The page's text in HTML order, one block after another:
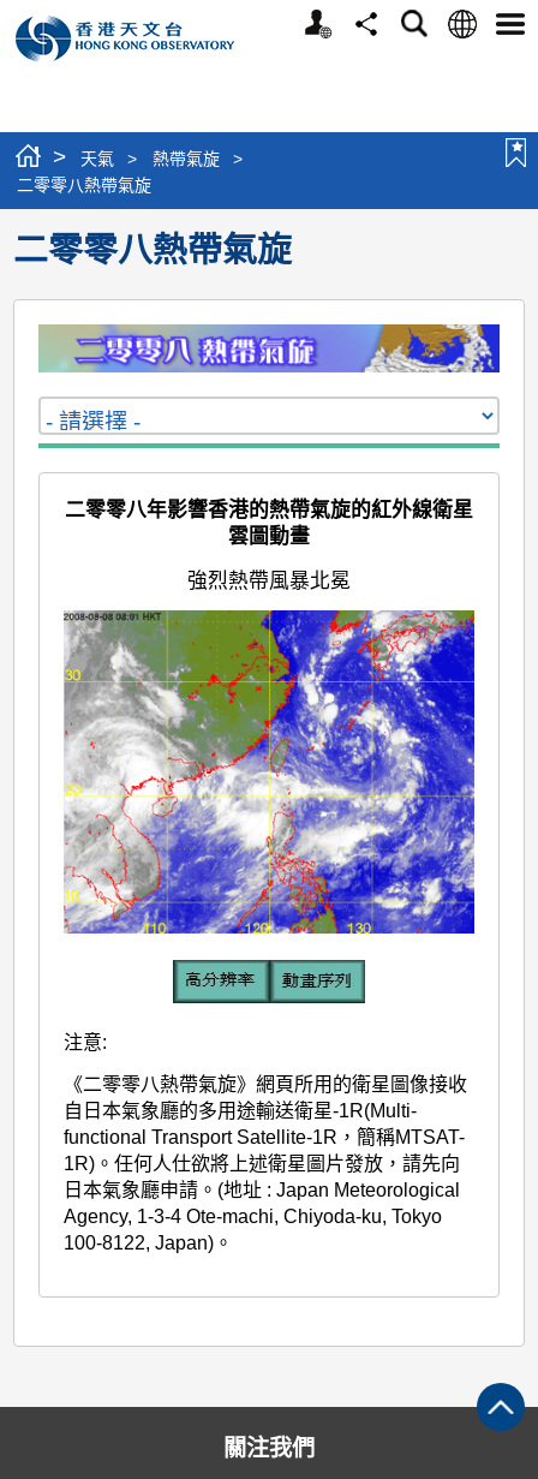
個
分
搜
語
選
> 天氣 > 熱帶氣旋
>
二零零八熱帶氣旋
二零零八熱帶氣旋
二零零八年影響香港的熱帶氣旋的紅外線衛星
雲圖動畫
強烈熱帶風暴北冕
注意:
《二零零八熱帶氣旋》網頁所用的衛星圖像接收
自日本氣象廳的多用途輸送衛星-1R(Multi-
functional Transport Satellite-1R，簡稱MTSAT-
1R)。任何人仕欲將上述衛星圖片發放，請先向
日本氣象廳申請。(地址 : Japan Meteorological
Agency, 1-3-4 Ote-machi, Chiyoda-ku, Tokyo
100-8122, Japan)。
關注我們